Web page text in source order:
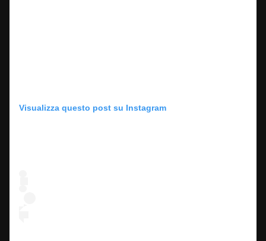
Visualizza questo post su Instagram